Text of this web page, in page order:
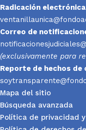
Radicación
Correo de
(exclusivamente para
Reporte de hechos de
Mapa del sitio
Búsqueda avanzada
Política de privacidad